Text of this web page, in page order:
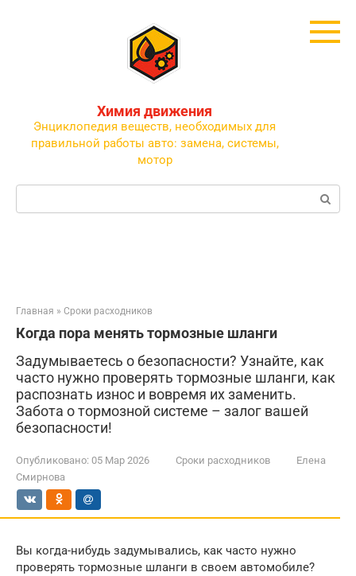
Химия движения
Энциклопедия веществ, необходимых для
правильной работы авто: замена, системы,
мотор
Поиск:
Главная » Сроки расходников
Когда пора менять тормозные шланги
Задумываетесь о безопасности? Узнайте, как
часто нужно проверять тормозные шланги, как
распознать износ и вовремя их заменить.
Забота о тормозной системе – залог вашей
безопасности!
Опубликовано: 05 Мар 2026 Сроки расходников
Елена
Смирнова
Вы когда-нибудь задумывались, как часто нужно
проверять тормозные шланги в своем автомобиле?